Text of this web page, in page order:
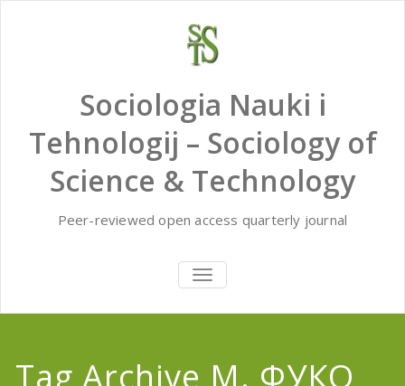
Sociologia Nauki i
Tehnologij – Sociology of
Science & Technology
Peer-reviewed open access quarterly journal
TOGGLE
NAVIGATION
Tag Archive М. ФУКО